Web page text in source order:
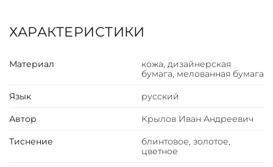
заметкой о несбывшихся творческих замыслах поэта;
приводится полный список его басен в
проиллюстрировано рисунками великолепного
русского художника Альфонса Константиновича Жаба.
кожи.
ХАРАКТЕРИСТИКИ
Материал
кожа, дизайнерская
бумага, мелованная бумага
Язык русский
Автор Крылов Иван Андреевич
Тиснение
блинтовое, золотое,
цветное